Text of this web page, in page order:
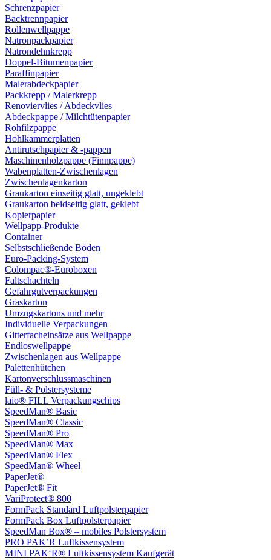
Schrenzpapier
Backtrennpapier
Rollenwellpappe
Natronpackpapier
Natrondehnkrepp
Doppel-Bitumenpapier
Paraffinpapier
Malerabdeckpapier
Packkrepp / Malerkrepp
Renoviervlies / Abdeckvlies
Abdeckpappe / Milchtütenpapier
Rohfilzpappe
Hohlkammerplatten
Antirutschpapier & -pappen
Maschinenholzpappe (Finnpappe)
Wabenplatten-Zwischenlagen
Zwischenlagenkarton
Graukarton einseitig glatt, ungeklebt
Graukarton beidseitig glatt, geklebt
Kopierpapier
Wellpapp-Produkte
Container
Selbstschließende Böden
Euro-Packing-System
Colompac®-Euroboxen
Faltschachteln
Gefahrgutverpackungen
Graskarton
Umzugskartons und mehr
Individuelle Verpackungen
Gitterfacheinsätze aus Wellpappe
Endloswellpappe
Zwischenlagen aus Wellpappe
Palettenhütchen
Kartonverschlussmaschinen
Füll- & Polstersysteme
laio® FILL Verpackungschips
SpeedMan® Basic
SpeedMan® Classic
SpeedMan® Pro
SpeedMan® Max
SpeedMan® Flex
SpeedMan® Wheel
PaperJet®
PaperJet® Fit
VariProtect® 800
FormPack Standard Luftpolsterpapier
FormPack Box Luftpolsterpapier
SpeedMan Box® – mobiles Polstersystem
PRO PAK’R Luftkissensystem
MINI PAK‘R® Luftkissensystem Kaufgerät